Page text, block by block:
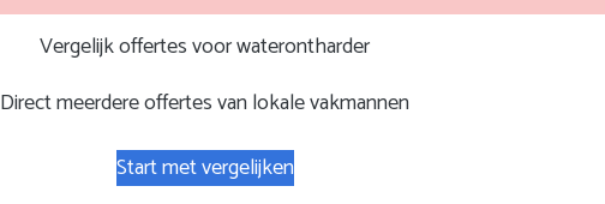
Vergelijk offertes voor waterontharder
Direct meerdere offertes van lokale vakmannen
Start met vergelijken